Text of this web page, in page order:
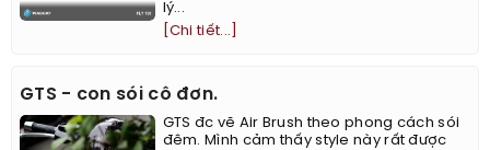
lý...
[Chi tiết...]
GTS - con sói cô đơn.
GTS đc vẽ Air Brush theo phong cách sói
đêm. Mình cảm thấy style này rất được